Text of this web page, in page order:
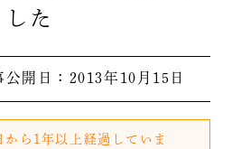
した
公開日： 2013年10月15日
から1年以上経過していま